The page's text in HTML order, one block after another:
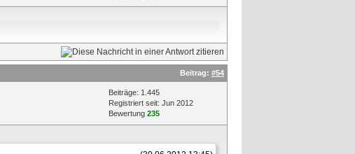
Beitrag: #54
Beiträge: 1.445
Registriert seit: Jun 2012
Bewertung 235